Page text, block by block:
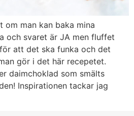
om man kan baka mina
och svaret är JA men fluffet
att det ska funka och det
gör i det här recepetet.
daimchoklad som smälts
Inspirationen tackar jag